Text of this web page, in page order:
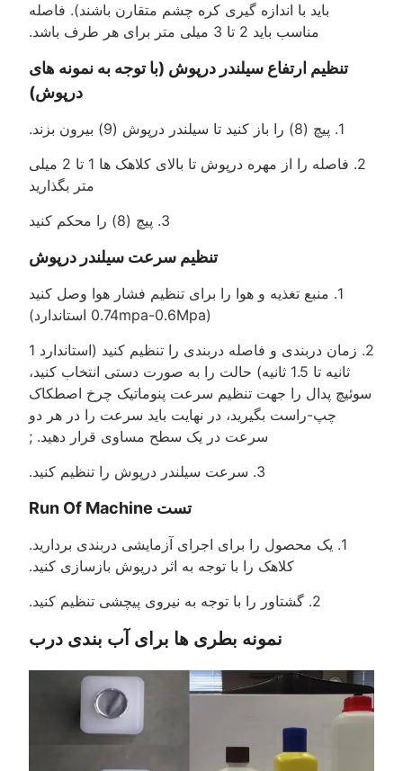
باید با اندازه گیری کره چشم متقارن باشند). فاصله
مناسب باید 2 تا 3 میلی متر برای هر طرف باشد.
تنظیم ارتفاع سیلندر درپوش (با توجه به نمونه های
درپوش)
1. پیچ (8) را باز کنید تا سیلندر درپوش (9) بیرون بزند.
2. فاصله را از مهره درپوش تا بالای کلاهک ها 1 تا 2 میلی
متر بگذارید
3. پیچ (8) را محکم کنید
تنظیم سرعت سیلندر درپوش
1. منبع تغذیه و هوا را برای تنظیم فشار هوا وصل کنید
(0.74mpa-0.6Mpa استاندارد)
2. زمان دربندی و فاصله دربندی را تنظیم کنید (استاندارد 1
ثانیه تا 1.5 ثانیه) حالت را به صورت دستی انتخاب کنید،
سوئیچ پدال را جهت تنظیم سرعت پنوماتیک چرخ اصطکاک
چپ-راست بگیرید، در نهایت باید سرعت را در هر دو
سرعت در یک سطح مساوی قرار دهید. ;
3. سرعت سیلندر درپوش را تنظیم کنید.
تست Run Of Machine
1. یک محصول را برای اجرای آزمایشی دربندی بردارید.
کلاهک را با توجه به اثر درپوش بازسازی کنید.
2. گشتاور را با توجه به نیروی پیچشی تنظیم کنید.
نمونه بطری ها برای آب بندی درب